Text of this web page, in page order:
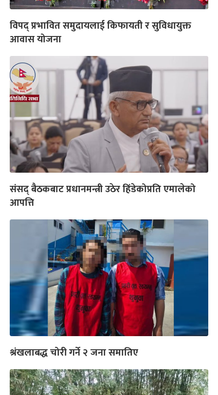
विपद् प्रभावित समुदायलाई किफायती र सुविधायुक्त
आवास योजना
संसद् बैठकबाट प्रधानमन्त्री उठेर हिंडेकोप्रति एमालेको
आपत्ति
श्रंखलाबद्ध चोरी गर्ने २ जना समातिए